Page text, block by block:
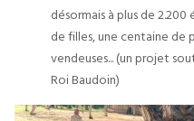
désormais à plus de
de filles, une centaine de
vendeuses... (un projet
Roi Baudoin)